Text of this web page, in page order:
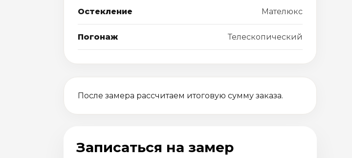
Остекление Мателюкс
Погонаж Телескопический
После замера рассчитаем итоговую сумму заказа.
Записаться на замер